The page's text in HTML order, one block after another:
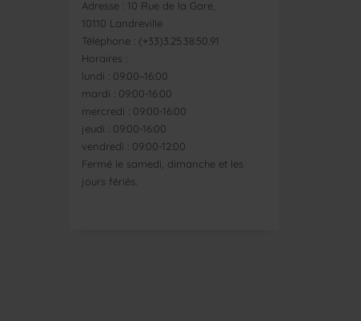
Adresse : 10 Rue de la Gare,
10110 Landreville
Téléphone : (+33)3.25.38.50.91
Horaires :
lundi : 09:00–16:00
mardi : 09:00-16:00
mercredi : 09:00-16:00
jeudi : 09:00-16:00
vendredi : 09:00-12:00
Fermé le samedi, dimanche et les
jours fériés.